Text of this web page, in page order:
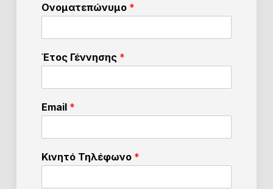
Ονοματεπώνυμο *
Έτος Γέννησης *
Email *
Κινητό Τηλέφωνο *